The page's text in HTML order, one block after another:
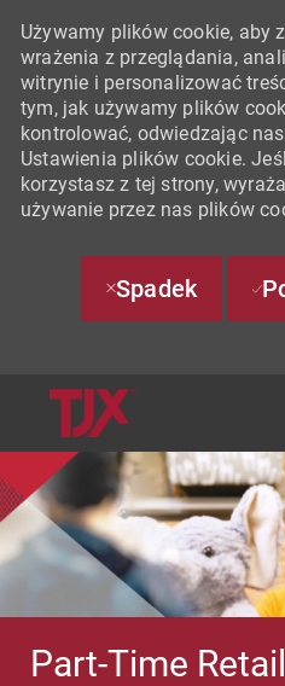
Używamy plików cookie, aby
wrażenia z przeglądania,
witrynie i personalizować
tym, jak używamy plików
kontrolować, odwiedzając
Ustawienia plików cookie.
korzystasz z tej strony,
używanie przez nas plików
Spadek
Part-Time